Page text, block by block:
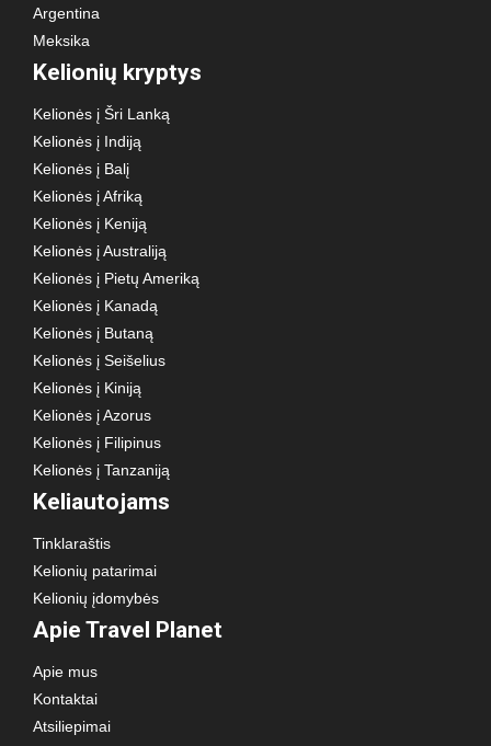
Argentina
Meksika
Kelionių kryptys
Kelionės į Šri Lanką
Kelionės į Indiją
Kelionės į Balį
Kelionės į Afriką
Kelionės į Keniją
Kelionės į Australiją
Kelionės į Pietų Ameriką
Kelionės į Kanadą
Kelionės į Butaną
Kelionės į Seišelius
Kelionės į Kiniją
Kelionės į Azorus
Kelionės į Filipinus
Kelionės į Tanzaniją
Keliautojams
Tinklaraštis
Kelionių patarimai
Kelionių įdomybės
Apie Travel Planet
Apie mus
Kontaktai
Atsiliepimai